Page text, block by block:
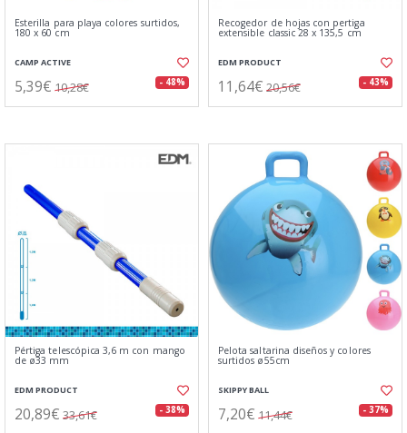
Esterilla para playa colores surtidos,
180 x 60 cm
CAMP ACTIVE
5,39€ 10,28€ - 48%
Recogedor de hojas con pertiga
extensible classic 28 x 135,5 cm
EDM PRODUCT
11,64€ 20,56€ - 43%
Pértiga telescópica 3,6 m con mango
de ø33 mm
EDM PRODUCT
20,89€ 33,61€ - 38%
Pelota saltarina diseños y colores
surtidos ø55cm
SKIPPY BALL
7,20€ 11,44€ - 37%